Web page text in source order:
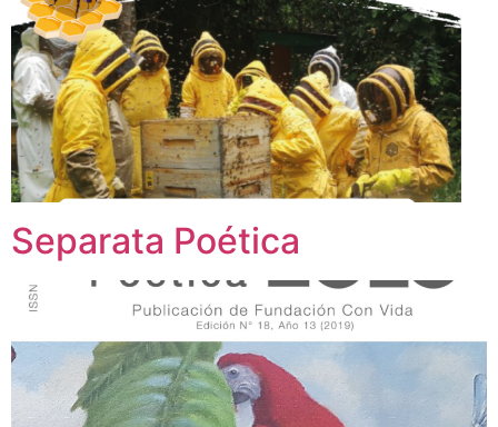
Separata Poética